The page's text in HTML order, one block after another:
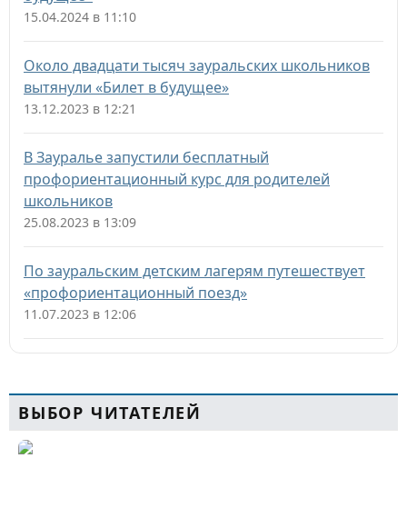
15.04.2024 в 11:10
Около двадцати тысяч зауральских школьников
вытянули «Билет в будущее»
13.12.2023 в 12:21
В Зауралье запустили бесплатный
профориентационный курс для родителей
школьников
25.08.2023 в 13:09
По зауральским детским лагерям путешествует
«профориентационный поезд»
11.07.2023 в 12:06
ВЫБОР ЧИТАТЕЛЕЙ